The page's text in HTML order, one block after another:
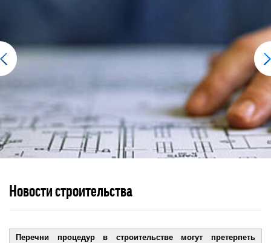
Новости строительства
Перечни процедур в строительстве могут претерпеть